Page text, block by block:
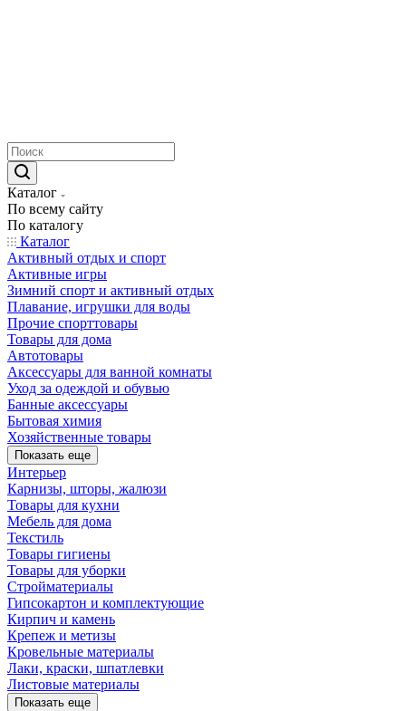
Каталог
По всему сайту
По каталогу
Каталог
Активный отдых и спорт
Активные игры
Зимний спорт и активный отдых
Плавание, игрушки для воды
Прочие спорттовары
Товары для дома
Автотовары
Аксессуары для ванной комнаты
Уход за одеждой и обувью
Банные аксессуары
Бытовая химия
Хозяйственные товары
Показать еще
Интерьер
Карнизы, шторы, жалюзи
Товары для кухни
Мебель для дома
Текстиль
Товары гигиены
Товары для уборки
Стройматериалы
Гипсокартон и комплектующие
Кирпич и камень
Крепеж и метизы
Кровельные материалы
Лаки, краски, шпатлевки
Листовые материалы
Показать еще